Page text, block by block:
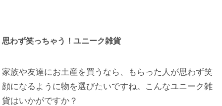
思わず笑っちゃう！ユニーク雑貨
家族や友達にお土産を買うなら、もらった人が思わず笑
顔になるように物を選びたいですね。こんなユニーク雑
貨はいかがですか？